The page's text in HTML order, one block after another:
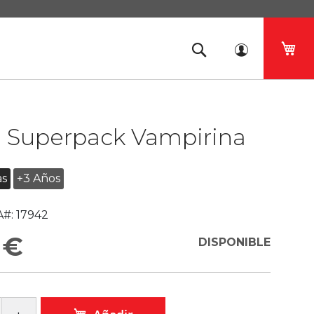
Superpack Vampirina
+3 Años
17942
€ DISPONIBLE